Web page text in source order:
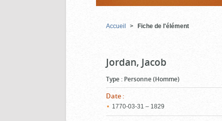
Accueil Fiche de l'élément
Jordan, Jacob
Type : Personne (Homme)
Date :
1770‑03‑31 – 1829